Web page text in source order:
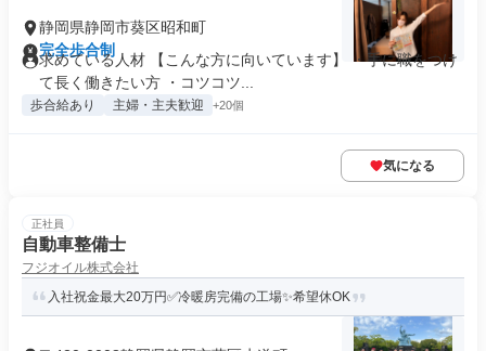
静岡県静岡市葵区昭和町
完全歩合制
求めている人材 【こんな方に向いています】 ・手に職をつけ
て長く働きたい方 ・コツコツ...
歩合給あり 主婦・主夫歓迎 +20個
気になる
正社員
自動車整備士
フジオイル株式会社
入社祝金最大20万円✅冷暖房完備の工場✨希望休OK